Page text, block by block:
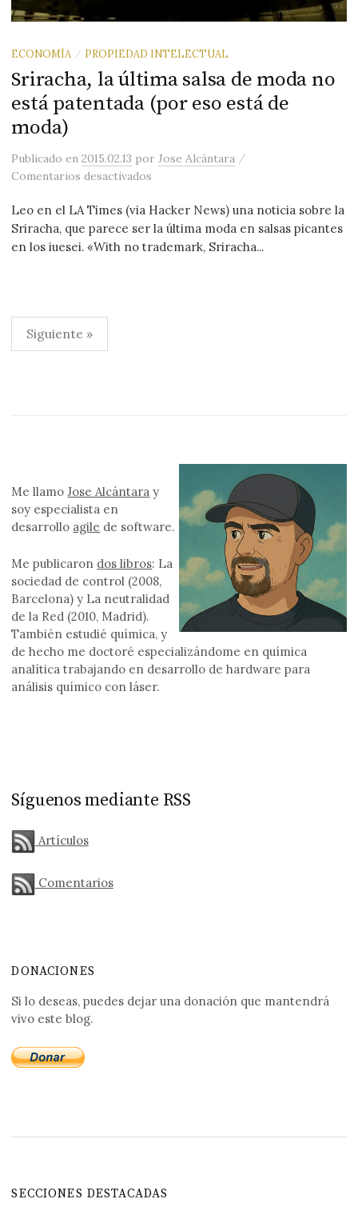
ECONOMÍA / PROPIEDAD INTELECTUAL
Sriracha, la última salsa de moda no
está patentada (por eso está de
moda)
Publicadoen2015.02.13 porJose Alcántara /
Comentarios desactivados
Leo en el LA Times (via Hacker News) una noticia sobre la
Sriracha, que parece ser la última moda en salsas picantes
en los iuesei. «With no trademark, Sriracha...
Paginación
de
Siguiente »
Me llamoJose Alcántara y
soy especialista en
desarrollo agile de software.
Me publicaron dos libros: La
sociedad de control (2008,
Barcelona) y La neutralidad
de la Red (2010, Madrid).
También estudié química, y
de hecho me doctoré especializándome en química
analítica trabajando en desarrollo de hardware para
análisis químico con láser.
Síguenos mediante RSS
Artículos
Comentarios
DONACIONES
Si lo deseas, puedes dejar una donación que mantendrá
vivo este blog.
SECCIONES DESTACADAS